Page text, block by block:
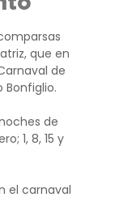
que en
de
Bonfiglio.
de
1, 8, 15 y
el carnaval